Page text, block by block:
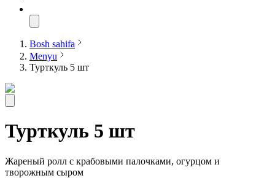
Bosh sahifa
Menyu
Турткуль 5 шт
Турткуль 5 шт
Жареный ролл с крабовыми палочками, огурцом и
творожным сыром